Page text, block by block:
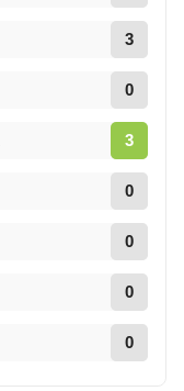
3
0
3
0
0
0
0